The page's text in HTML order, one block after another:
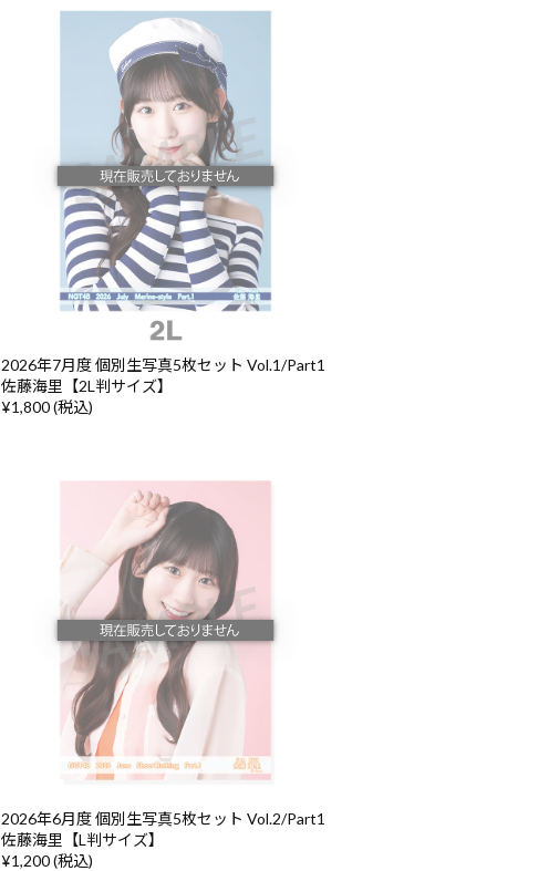
2026年7月度 個別生写真5枚セット Vol.1/Part1
佐藤海里【2L判サイズ】
¥1,800 (税込)
2026年6月度 個別生写真5枚セット Vol.2/Part1
佐藤海里【L判サイズ】
¥1,200 (税込)